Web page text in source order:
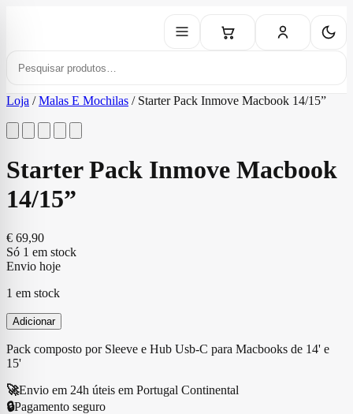
Loja / Malas E Mochilas / Starter Pack Inmove Macbook 14/15”
Starter Pack Inmove Macbook
14/15”
€ 69,90
Só 1 em stock
Envio hoje
1 em stock
Adicionar
Pack composto por Sleeve e Hub Usb-C para Macbooks de 14' e
15'
🚀Envio em 24h úteis em Portugal Continental
🔒Pagamento seguro